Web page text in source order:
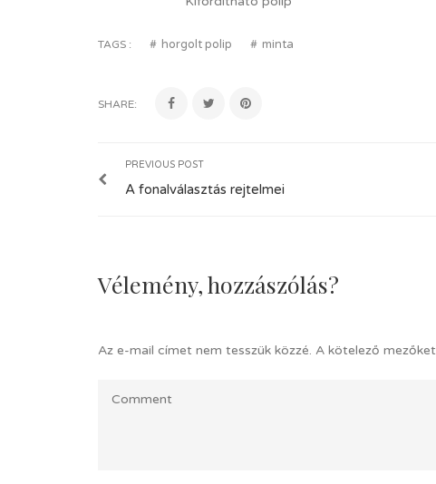
TAGS : horgolt polip minta
SHARE:
PREVIOUS POST
A fonalválasztás rejtelmei
Vélemény, hozzászólás?
Az e-mail címet nem tesszük közzé. A kötelező mezőket